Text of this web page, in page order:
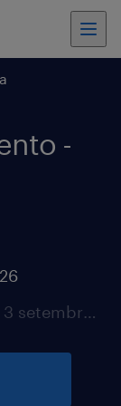
-
inscrições para essa vaga até 3 setembro 2026